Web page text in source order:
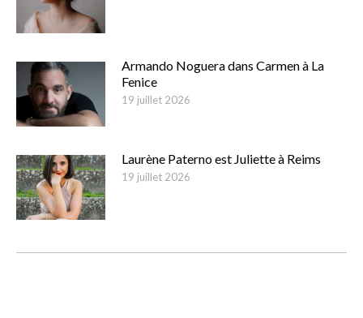
Armando Noguera dans Carmen à La
Fenice
19 juillet 2026
Laurène Paterno est Juliette à Reims
19 juillet 2026